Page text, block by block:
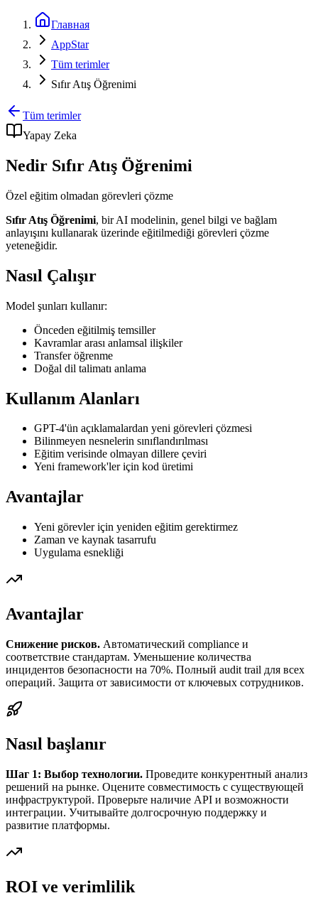
Главная
AppStar
Tüm terimler
Sıfır Atış Öğrenimi
Tüm terimler
Yapay Zeka
Nedir Sıfır Atış Öğrenimi
Özel eğitim olmadan görevleri çözme
Sıfır Atış Öğrenimi, bir AI modelinin, genel bilgi ve bağlam
anlayışını kullanarak üzerinde eğitilmediği görevleri çözme
yeteneğidir.
Nasıl Çalışır
Model şunları kullanır:
Önceden eğitilmiş temsiller
Kavramlar arası anlamsal ilişkiler
Transfer öğrenme
Doğal dil talimatı anlama
Kullanım Alanları
GPT-4'ün açıklamalardan yeni görevleri çözmesi
Bilinmeyen nesnelerin sınıflandırılması
Eğitim verisinde olmayan dillere çeviri
Yeni framework'ler için kod üretimi
Avantajlar
Yeni görevler için yeniden eğitim gerektirmez
Zaman ve kaynak tasarrufu
Uygulama esnekliği
Avantajlar
Снижение рисков. Автоматический compliance и
соответствие стандартам. Уменьшение количества
инцидентов безопасности на 70%. Полный audit trail для всех
операций. Защита от зависимости от ключевых сотрудников.
Nasıl başlanır
Шаг 1: Выбор технологии. Проведите конкурентный анализ
решений на рынке. Оцените совместимость с существующей
инфраструктурой. Проверьте наличие API и возможности
интеграции. Учитывайте долгосрочную поддержку и
развитие платформы.
ROI ve verimlilik